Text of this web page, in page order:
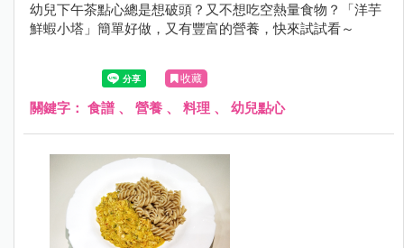
幼兒下午茶點心總是想破頭？又不想吃空熱量食物？「洋芋
鮮蝦小塔」簡單好做，又有豐富的營養，快來試試看～
收藏
關鍵字： 食譜 、 營養 、 料理 、 幼兒點心